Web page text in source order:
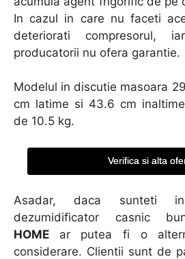
In cazul in care nu faceti
deteriorati compresorul,
producatorii nu ofera garantie.
Modelul in discutie masoara
cm latime si 43.6 cm
de 10.5 kg.
Verifica si alta
Asadar, daca sunteti
dezumidificator casnic
HOME ar putea fi o
considerare. Clientii sunt de